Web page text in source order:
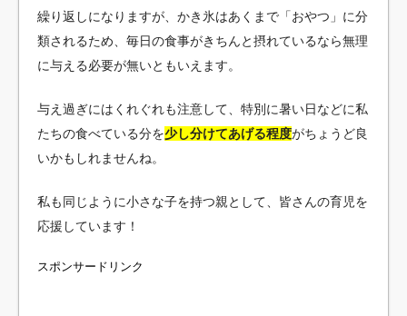
繰り返しになりますが、かき氷はあくまで「おやつ」に分
類されるため、毎日の食事がきちんと摂れているなら無理
に与える必要が無いともいえます。
与え過ぎにはくれぐれも注意して、特別に暑い日などに私
たちの食べている分を少し分けてあげる程度がちょうど良
いかもしれませんね。
私も同じように小さな子を持つ親として、皆さんの育児を
応援しています！
スポンサードリンク